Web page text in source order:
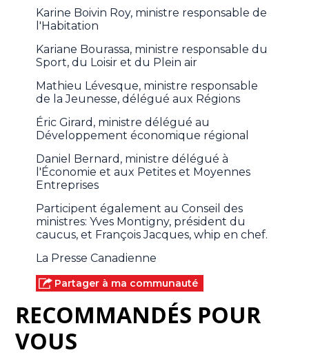
Karine Boivin Roy, ministre responsable de
l'Habitation
Kariane Bourassa, ministre responsable du
Sport, du Loisir et du Plein air
Mathieu Lévesque, ministre responsable
de la Jeunesse, délégué aux Régions
Éric Girard, ministre délégué au
Développement économique régional
Daniel Bernard, ministre délégué à
l'Économie et aux Petites et Moyennes
Entreprises
Participent également au Conseil des
ministres: Yves Montigny, président du
caucus, et François Jacques, whip en chef.
La Presse Canadienne
Partager à ma communauté
RECOMMANDÉS POUR
VOUS